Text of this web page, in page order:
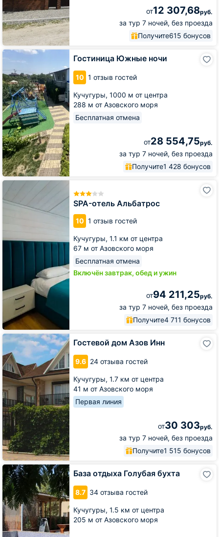
от12 307,68руб.
за тур 7 ночей, без проезда
Получите615 бонусов
Гостиница Южные ночи
10 1 отзыв гостей
Кучугуры, 1000 м от центра
288 м от Азовского моря
Бесплатная отмена
от28 554,75руб.
за тур 7 ночей, без проезда
Получите1 428 бонусов
Гостиница
Южные
ночи
SPA-отель Альбатрос
10 1 отзыв гостей
Кучугуры, 1.1 км от центра
67 м от Азовского моря
Бесплатная отмена
Включён завтрак, обед и ужин
от94 211,25руб.
за тур 7 ночей, без проезда
Получите4 711 бонусов
SPA-
Альбатрос
Гостевой дом Азов Инн
9.6 24 отзыва гостей
Кучугуры, 1.7 км от центра
41 м от Азовского моря
Первая линия
от30 303руб.
за тур 7 ночей, без проезда
Получите1 515 бонусов
Гостевой
дом
Азов
Инн
База отдыха Голубая бухта
8.7 34 отзыва гостей
Кучугуры, 1.5 км от центра
205 м от Азовского моря
База
отдыха
Голубая
бухта